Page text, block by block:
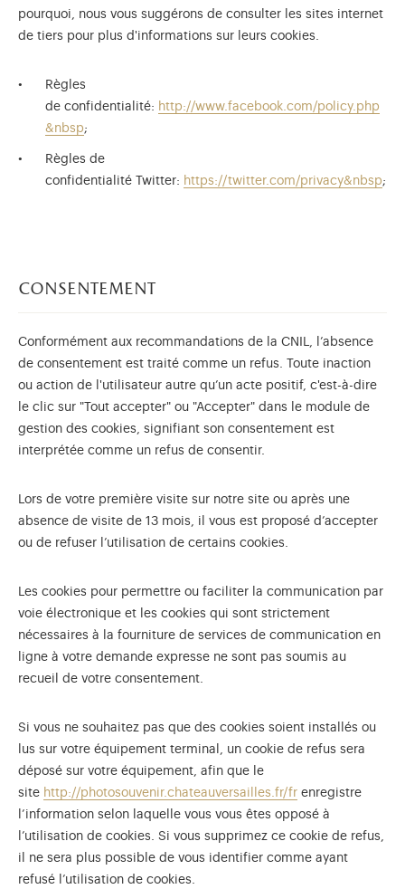
pourquoi, nous vous suggérons de consulter les sites internet
de tiers pour plus d'informations sur leurs cookies.
Règles
de confidentialité: http://www.facebook.com/policy.php
&nbsp;
Règles de
confidentialité Twitter: https://twitter.com/privacy&nbsp;
consentement
Conformément aux recommandations de la CNIL, l’absence
de consentement est traité comme un refus. Toute inaction
ou action de l'utilisateur autre qu’un acte positif, c'est-à-dire
le clic sur "Tout accepter" ou "Accepter" dans le module de
gestion des cookies, signifiant son consentement est
interprétée comme un refus de consentir.
Lors de votre première visite sur notre site ou après une
absence de visite de 13 mois, il vous est proposé d’accepter
ou de refuser l’utilisation de certains cookies.
Les cookies pour permettre ou faciliter la communication par
voie électronique et les cookies qui sont strictement
nécessaires à la fourniture de services de communication en
ligne à votre demande expresse ne sont pas soumis au
recueil de votre consentement.
Si vous ne souhaitez pas que des cookies soient installés ou
lus sur votre équipement terminal, un cookie de refus sera
déposé sur votre équipement, afin que le
site http://photosouvenir.chateauversailles.fr/fr enregistre
l’information selon laquelle vous vous êtes opposé à
l’utilisation de cookies. Si vous supprimez ce cookie de refus,
il ne sera plus possible de vous identifier comme ayant
refusé l’utilisation de cookies.